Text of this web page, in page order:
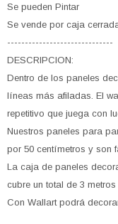
Se pueden Pintar
Se vende por caja
------------------------------
DESCRIPCION:
Dentro de los paneles
líneas más afiladas. El
repetitivo que juega con
Nuestros paneles para
por 50 centímetros y son
La caja de paneles
cubre un total de 3
Con Wallart podrá